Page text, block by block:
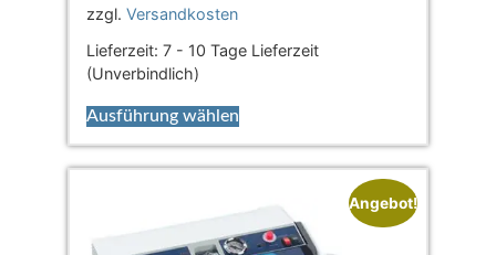
zzgl. Versandkosten
Lieferzeit: 7 - 10 Tage Lieferzeit
(Unverbindlich)
Ausführung wählen
Angebot!